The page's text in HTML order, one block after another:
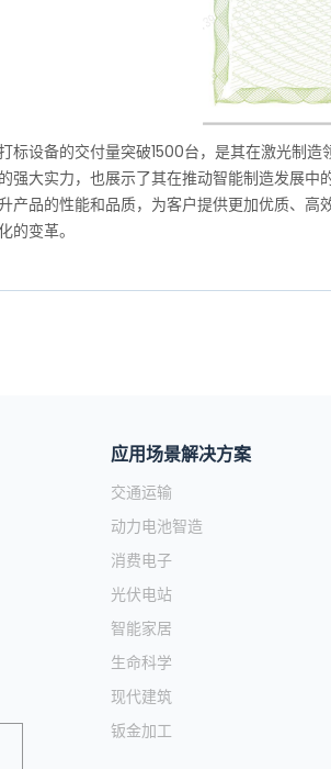
标设备的交付量突破1500台，是其在激光制
强大实力，也展示了其在推动智能制造发展
产品的性能和品质，为客户提供更加优质、
的变革。
应用场景解决方案
交通运输
动力电池智造
消费电子
光伏电站
智能家居
生命科学
现代建筑
钣金加工